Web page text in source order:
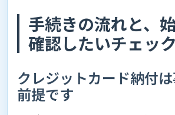
手続きの流れと、
確認したいチェッ
クレジットカード納付
前提です